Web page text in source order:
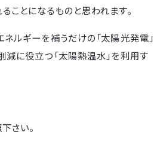
ことになるものと思われます。
ルギーを補うだけの「太陽光発電」
に役立つ「太陽熱温水」を利用す
さい。